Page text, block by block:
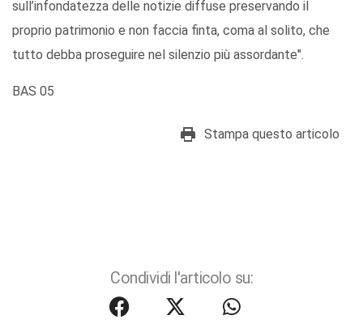
sull’infondatezza delle notizie diffuse preservando il
proprio patrimonio e non faccia finta, coma al solito, che
tutto debba proseguire nel silenzio più assordante".
BAS 05
Stampa questo articolo
Condividi l'articolo su: